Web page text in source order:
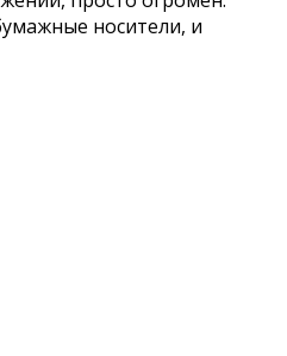
носители, и